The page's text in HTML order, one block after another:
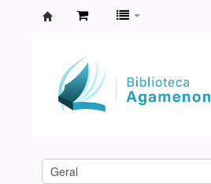
Agamenon
Magalhães